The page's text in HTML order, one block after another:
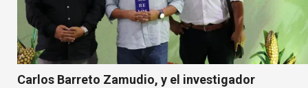
Carlos Barreto Zamudio, y el investigador